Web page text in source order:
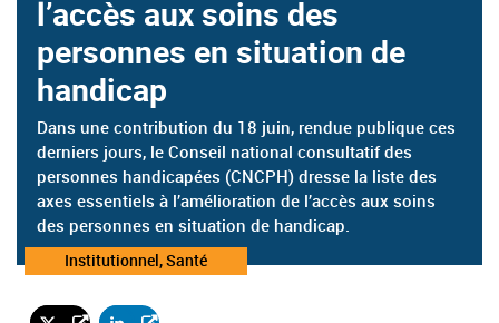
l’accès aux soins des
personnes en situation de
handicap
Dans une contribution du 18 juin, rendue publique ces
derniers jours, le Conseil national consultatif des
personnes handicapées (CNCPH) dresse la liste des
axes essentiels à l’amélioration de l’accès aux soins
des personnes en situation de handicap.
Catégorie
Institutionnel, Santé